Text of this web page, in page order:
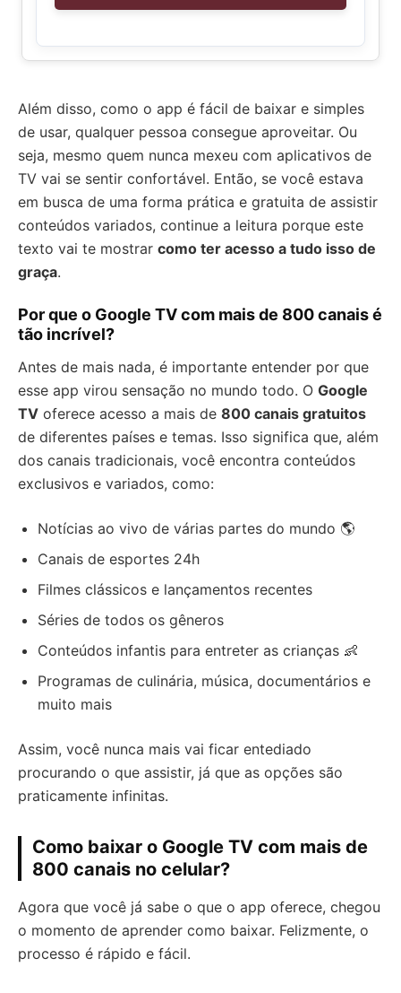
Além disso, como o app é fácil de baixar e simples
de usar, qualquer pessoa consegue aproveitar. Ou
seja, mesmo quem nunca mexeu com aplicativos de
TV vai se sentir confortável. Então, se você estava
em busca de uma forma prática e gratuita de assistir
conteúdos variados, continue a leitura porque este
texto vai te mostrar como ter acesso a tudo isso de
graça.
Por que o Google TV com mais de 800 canais é
tão incrível?
Antes de mais nada, é importante entender por que
esse app virou sensação no mundo todo. O Google
TV oferece acesso a mais de 800 canais gratuitos
de diferentes países e temas. Isso significa que, além
dos canais tradicionais, você encontra conteúdos
exclusivos e variados, como:
Notícias ao vivo de várias partes do mundo 🌎
Canais de esportes 24h
Filmes clássicos e lançamentos recentes
Séries de todos os gêneros
Conteúdos infantis para entreter as crianças 👶
Programas de culinária, música, documentários e
muito mais
Assim, você nunca mais vai ficar entediado
procurando o que assistir, já que as opções são
praticamente infinitas.
Como baixar o Google TV com mais de
800 canais no celular?
Agora que você já sabe o que o app oferece, chegou
o momento de aprender como baixar. Felizmente, o
processo é rápido e fácil.